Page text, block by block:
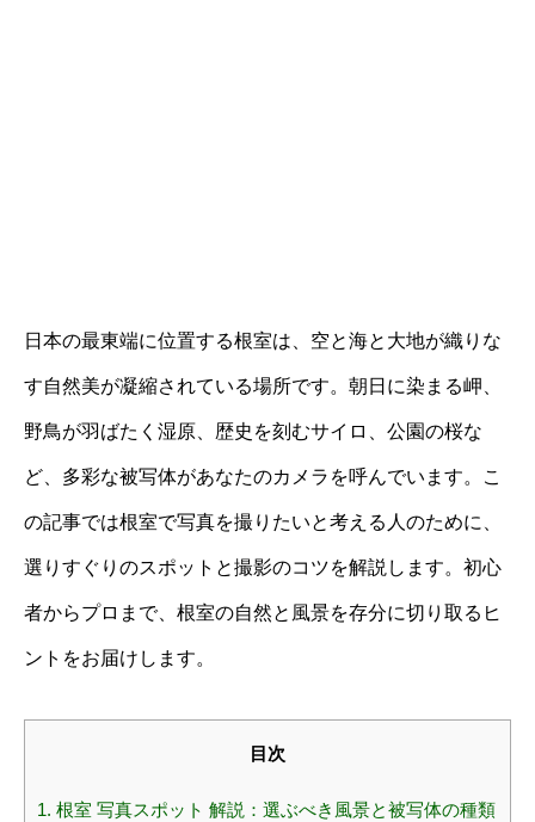
日本の最東端に位置する根室は、空と海と大地が織りな
す自然美が凝縮されている場所です。朝日に染まる岬、
野鳥が羽ばたく湿原、歴史を刻むサイロ、公園の桜な
ど、多彩な被写体があなたのカメラを呼んでいます。こ
の記事では根室で写真を撮りたいと考える人のために、
選りすぐりのスポットと撮影のコツを解説します。初心
者からプロまで、根室の自然と風景を存分に切り取るヒ
ントをお届けします。
目次
1. 根室 写真スポット 解説：選ぶべき風景と被写体の種類